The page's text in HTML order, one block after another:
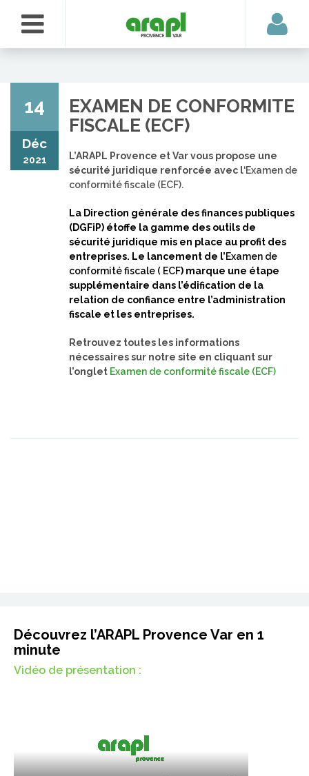
14
Déc
2021
EXAMEN DE CONFORMITE
FISCALE (ECF)
L’ARAPL Provence et Var vous propose une
sécurité juridique renforcée avec l‘Examen de
conformité fiscale (ECF).
La Direction générale des finances publiques
(DGFiP) étoffe la gamme des outils de
sécurité juridique mis en place au profit des
entreprises. Le lancement de l’Examen de
conformité fiscale ( ECF) marque une étape
supplémentaire dans l’édification de la
relation de confiance entre l’administration
fiscale et les entreprises.
Retrouvez toutes les informations
nécessaires sur notre site en cliquant sur
l’onglet Examen de conformité fiscale (ECF)
Découvrez l’ARAPL Provence Var en 1
minute
Vidéo de présentation :